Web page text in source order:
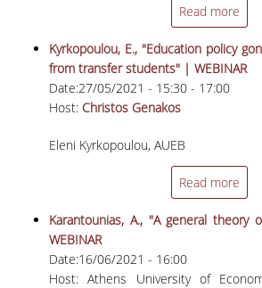
ΥΠΟΨΗΦΙΟΙ ΦΟΙΤΗΤΕΣ
ΓΙΑΤΙ ΔΕΟΣ
ΟΙΚΟΝΟΜΙΚΑ ΜΕ ΔΙΕΘΝΗ
ΣΥΝΕΙΣΦΟΡΑ ΚΑΘΗΓΗΤΩΝ
ΠΑΙΔΑΓΩΓΙΚΗ ΦΙΛΟΣΟΦΙΑ
ΜΑΘΗΜΑΤΙΚΑ
Read more
Kyrkopoulou, E., "Education policy
from transfer students" | WEBINAR
Date:27/05/2021 - 15:30 - 17:00
Host: Christos Genakos
Eleni Kyrkopoulou, AUEB
Read more
Karantounias, A., "A general theory
WEBINAR
Date:16/06/2021 - 16:00
Host: Αthens University of